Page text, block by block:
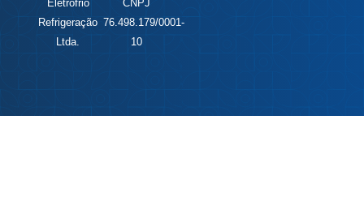
Eletrofrio
Refrigeração
Ltda.
CNPJ
76.498.179/0001-
10